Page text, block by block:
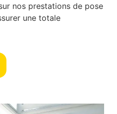
nos prestations de pose
une totale